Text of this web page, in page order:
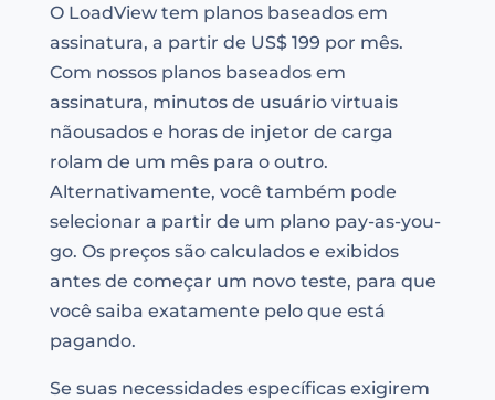
O LoadView tem planos baseados em
assinatura, a partir de US$ 199 por mês.
Com nossos planos baseados em
assinatura, minutos de usuário virtuais
nãousados e horas de injetor de carga
rolam de um mês para o outro.
Alternativamente, você também pode
selecionar a partir de um plano pay-as-you-
go. Os preços são calculados e exibidos
antes de começar um novo teste, para que
você saiba exatamente pelo que está
pagando.
Se suas necessidades específicas exigirem